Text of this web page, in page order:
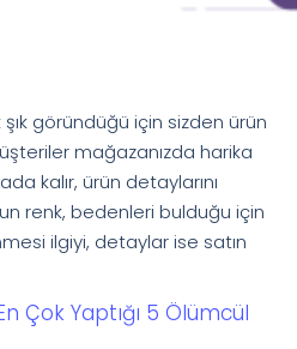
göründüğü için sizden ürün
mağazanızda harika
kalır, ürün detaylarını
renk, bedenleri bulduğu için
ilgiyi, detaylar ise satın
Çok Yaptığı 5 Ölümcül